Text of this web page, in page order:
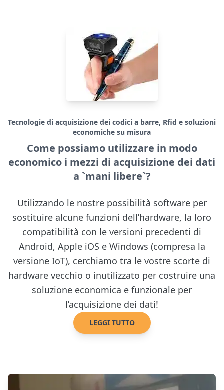
Tecnologie di acquisizione dei codici a barre, Rfid e soluzioni
economiche su misura
Come possiamo utilizzare in modo
economico i mezzi di acquisizione dei dati
a `mani libere`?
Utilizzando le nostre possibilità software per
sostituire alcune funzioni dell’hardware, la loro
compatibilità con le versioni precedenti di
Android, Apple iOS e Windows (compresa la
versione IoT), cerchiamo tra le vostre scorte di
hardware vecchio o inutilizzato per costruire una
soluzione economica e funzionale per
l’acquisizione dei dati!
LEGGI TUTTO